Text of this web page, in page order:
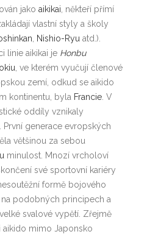
jako aikikai , někteří přímí
vlastní styly a školy
Nishio-Ryu atd.).
linie aikikai je Honbu
, ve kterém vyučují členové
zemí, odkud se aikido
kontinentu, byla Francie . V
oddíly vznikaly
. První generace evropských
většinou za sebou
minulost. Mnozí vrcholoví
své sportovní kariéry
formě bojového
podobných principech a
svalové vypětí. Zřejmě
mimo Japonsko